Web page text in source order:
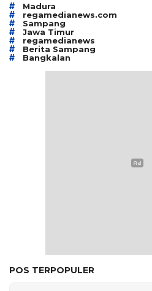
# Madura
# regamedianews.com
# Sampang
# Jawa Timur
# regamedianews
# Berita Sampang
# Bangkalan
POS TERPOPULER